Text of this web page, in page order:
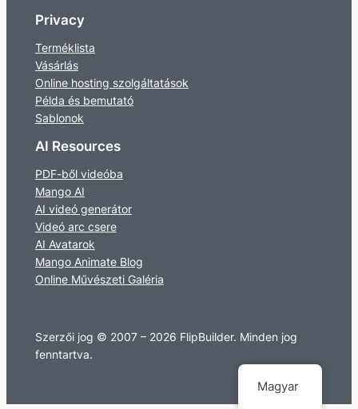
Privacy
Terméklista
Vásárlás
Online hosting szolgáltatások
Példa és bemutató
Sablonok
AI Resources
PDF-ből videóba
Mango AI
AI videó generátor
Videó arc csere
AI Avatarok
Mango Animate Blog
Online Művészeti Galéria
Szerzői jog © 2007 – 2026 FlipBuilder. Minden jog
fenntartva.
Magyar